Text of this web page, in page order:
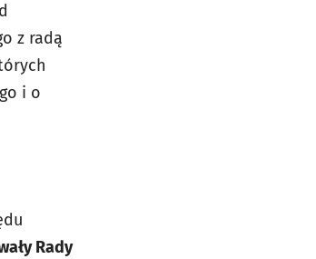
z radą
i o
Rady